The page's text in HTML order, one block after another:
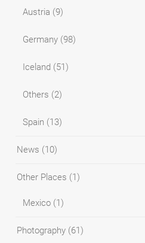
Austria (9)
Germany (98)
Iceland (51)
Others (2)
Spain (13)
News (10)
Other Places (1)
Mexico (1)
Photography (61)